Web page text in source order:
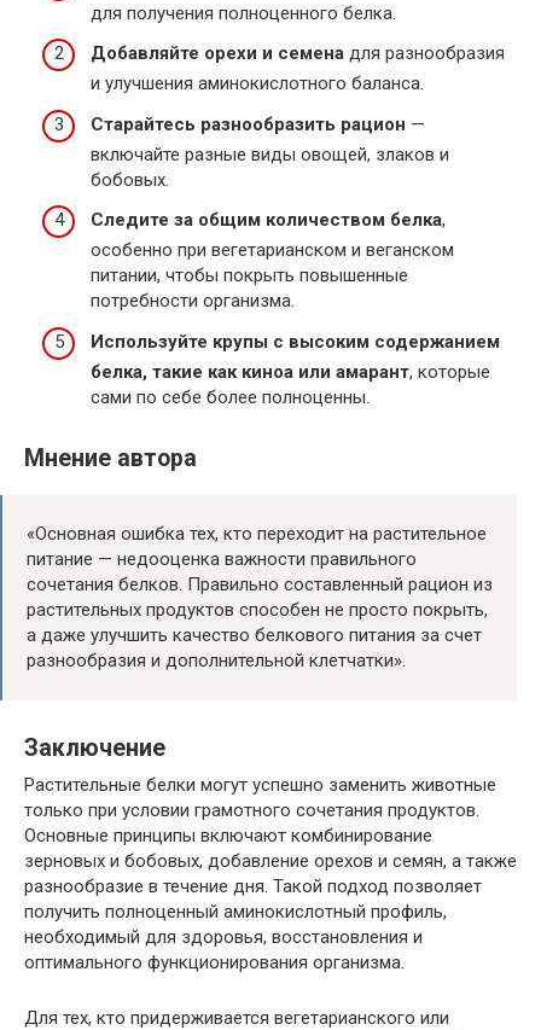
для получения полноценного белка.
Добавляйте орехи и семена для разнообразия
и улучшения аминокислотного баланса.
Старайтесь разнообразить рацион —
включайте разные виды овощей, злаков и
бобовых.
Следите за общим количеством белка,
особенно при вегетарианском и веганском
питании, чтобы покрыть повышенные
потребности организма.
Используйте крупы с высоким содержанием
белка, такие как киноа или амарант, которые
сами по себе более полноценны.
Мнение автора
«Основная ошибка тех, кто переходит на растительное
питание — недооценка важности правильного
сочетания белков. Правильно составленный рацион из
растительных продуктов способен не просто покрыть,
а даже улучшить качество белкового питания за счет
разнообразия и дополнительной клетчатки».
Заключение
Растительные белки могут успешно заменить животные
только при условии грамотного сочетания продуктов.
Основные принципы включают комбинирование
зерновых и бобовых, добавление орехов и семян, а также
разнообразие в течение дня. Такой подход позволяет
получить полноценный аминокислотный профиль,
необходимый для здоровья, восстановления и
оптимального функционирования организма.
Для тех, кто придерживается вегетарианского или